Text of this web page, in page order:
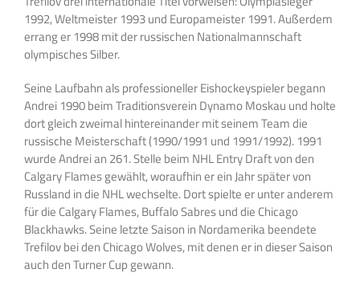
1992, Weltmeister 1993 und Europameister 1991. Außerdem
errang er 1998 mit der russischen Nationalmannschaft
olympisches Silber.
Seine Laufbahn als professioneller Eishockeyspieler begann
Andrei 1990 beim Traditionsverein Dynamo Moskau und holte
dort gleich zweimal hintereinander mit seinem Team die
russische Meisterschaft (1990/1991 und 1991/1992). 1991
wurde Andrei an 261. Stelle beim NHL Entry Draft von den
Calgary Flames gewählt, woraufhin er ein Jahr später von
Russland in die NHL wechselte. Dort spielte er unter anderem
für die Calgary Flames, Buffalo Sabres und die Chicago
Blackhawks. Seine letzte Saison in Nordamerika beendete
Trefilov bei den Chicago Wolves, mit denen er in dieser Saison
auch den Turner Cup gewann.